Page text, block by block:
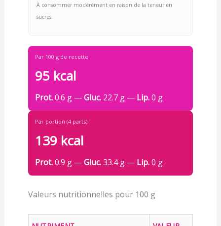
À consommer modérément en raison de la teneur en
sucres.
Par 100 g de recette
95 kcal
Prot.0.6 g —Gluc.22.7 g — Lip.0 g
Par portion (4 parts)
139 kcal
Prot.0.9 g —Gluc.33.4 g — Lip.0 g
Valeurs nutritionnelles pour 100 g